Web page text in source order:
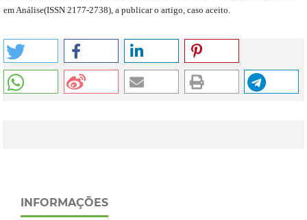
em Análise(ISSN 2177-2738), a publicar o artigo, caso aceito.
INFORMAÇÕES